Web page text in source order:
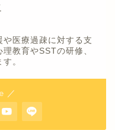
医療過疎に対する支
教育やSSTの研修、
。
／